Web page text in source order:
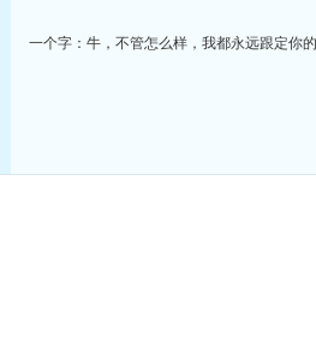
一个字：牛，不管怎么样，我都永远跟定你的